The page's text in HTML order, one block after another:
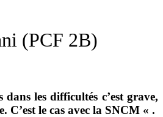
(PCF 2B)
les difficultés c’est grave,
le cas avec la SNCM « .